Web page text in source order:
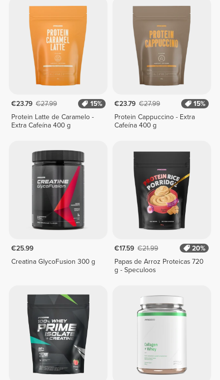
€23.79 €27.99
15%
Protein Latte de Caramelo -
Extra Cafeína 400 g
€23.79 €27.99
15%
Protein Cappuccino - Extra
Cafeína 400 g
€25.99
Creatina GlycoFusion 300 g
€17.59 €21.99
20%
Papas de Arroz Proteicas 720
g - Speculoos